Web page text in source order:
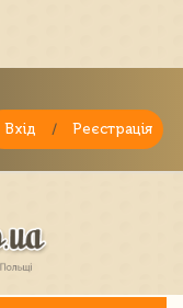
Вхід / Реєстрація